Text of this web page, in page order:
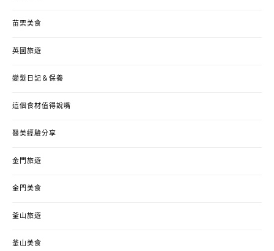
苗栗美食
英國旅遊
變髮日記＆保養
這個食材值得說嘴
醫美經驗分享
金門旅遊
金門美食
釜山旅遊
釜山美食